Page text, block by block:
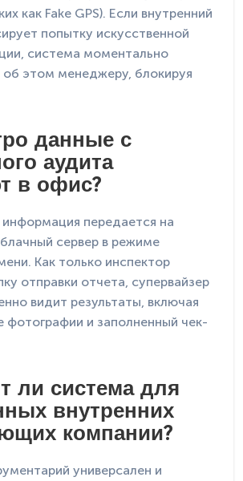
как Fake GPS). Если внутренний
попытку искусственной
система моментально
об этом менеджеру, блокируя
данные с
аудита
в офис?
информация передается на
сервер в режиме
Как только инспектор
отправки отчета, супервайзер
видит результаты, включая
фотографии и заполненный чек-
ли система для
внутренних
компании?
универсален и